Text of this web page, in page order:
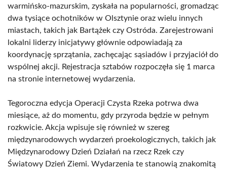
warmińsko-mazurskim, zyskała na popularności, gromadząc
dwa tysiące ochotników w Olsztynie oraz wielu innych
miastach, takich jak Bartążek czy Ostróda. Zarejestrowani
lokalni liderzy inicjatywy głównie odpowiadają za
koordynację sprzątania, zachęcając sąsiadów i przyjaciół do
wspólnej akcji. Rejestracja sztabów rozpoczęła się 1 marca
na stronie internetowej wydarzenia.
Tegoroczna edycja Operacji Czysta Rzeka potrwa dwa
miesiące, aż do momentu, gdy przyroda będzie w pełnym
rozkwicie. Akcja wpisuje się również w szereg
międzynarodowych wydarzeń proekologicznych, takich jak
Międzynarodowy Dzień Działań na rzecz Rzek czy
Światowy Dzień Ziemi. Wydarzenia te stanowią znakomitą